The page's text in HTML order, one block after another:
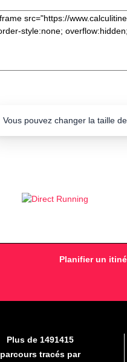
Vous pouvez changer la taille
Planifier un
Plus de 1491415
parcours tracés par